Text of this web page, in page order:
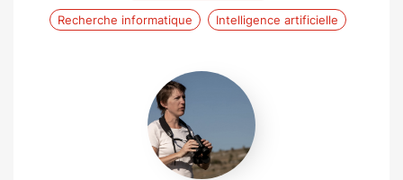
Recherche informatique Intelligence artificielle
Hélène